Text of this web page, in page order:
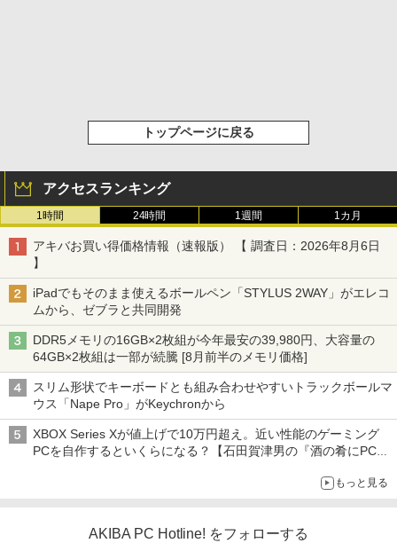
トップページに戻る
アクセスランキング
1時間 24時間 1週間 1カ月
アキバお買い得価格情報（速報版） 【 調査日：2026年8月6日
】
iPadでもそのまま使えるボールペン「STYLUS 2WAY」がエレコ
ムから、ゼブラと共同開発
DDR5メモリの16GB×2枚組が今年最安の39,980円、大容量の
64GB×2枚組は一部が続騰 [8月前半のメモリ価格]
スリム形状でキーボードとも組み合わせやすいトラックボールマ
ウス「Nape Pro」がKeychronから
XBOX Series Xが値上げで10万円超え。近い性能のゲーミング
PCを自作するといくらになる？【石田賀津男の『酒の肴にPCゲ
もっと見る
AKIBA PC Hotline! をフォローする